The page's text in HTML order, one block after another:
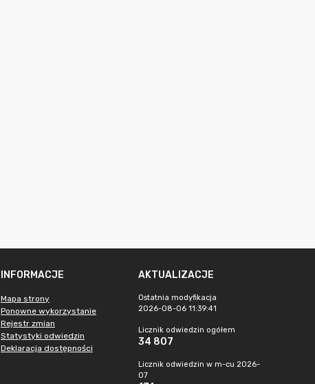
INFORMACJE
Mapa strony
Ponowne wykorzystanie
Rejestr zmian
Statystyki odwiedzin
Deklaracja dostępności
AKTUALIZACJE
Ostatnia modyfikacja
2026-08-06 11:39:41
Licznik odwiedzin ogółem
34 807
Licznik odwiedzin w m-cu 2026-
07